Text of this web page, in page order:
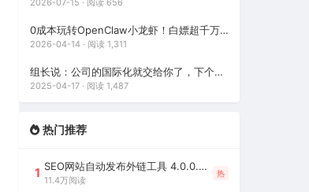
2026-07-15 · 阅读 656
0成本玩转OpenClaw小龙虾！白嫖超千万Token，邀请好友最高可享百亿Token，2年内有效（包含腾讯、七牛云等多个平台活动）
2026-04-14 · 阅读 1,311
组长说：公司的国际化就交给你了，下个星期给我（auto-i18n-translation-plugins 前端全自动国际化插件）
2025-04-17 · 阅读 1,487
热门推荐
1 SEO网站自动发布外链工具 4.0.0.0 吾乐吧优化版（智能代理狂刷外链）
11.4万阅读
热